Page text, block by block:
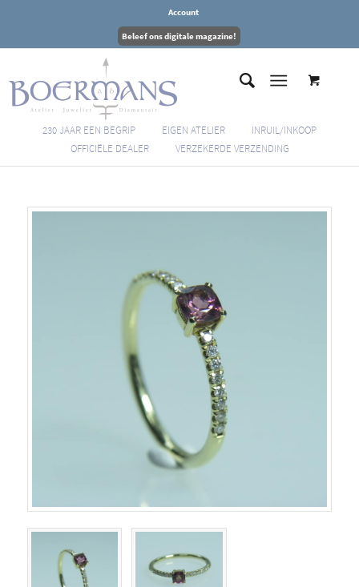
Account
Beleef ons digitale magazine!
230 JAAR EEN BEGRIP EIGEN ATELIER
INRUIL/INKOOP
OFFICIËLE DEALER
VERZEKERDE VERZENDING